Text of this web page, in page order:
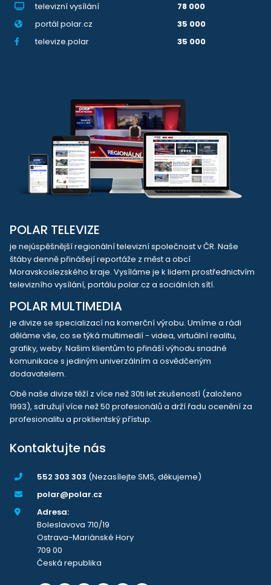
televizní vysílání
78 000
portál polar.cz
35 000
televize.polar
35 000
POLAR TELEVIZE
je nejúspěšnější regionální televizní společnost v ČR. Naše
štáby denně přinášejí reportáže z měst a obcí
Moravskoslezského kraje. Vysíláme je k lidem prostřednictvím
televizního vysílání, portálu polar.cz a sociálních sítí.
POLAR MULTIMEDIA
je divize se specializací na komerční výrobu. Umíme a rádi
děláme vše, co se týká multimedií - videa, virtuální realitu,
grafiky, weby. Našim klientům to přináší výhodu snadné
komunikace s jediným univerzálním a osvědčeným
dodavatelem.
Obě naše divize těží z více než 30ti let zkušeností (založeno
1993), sdružují více než 50 profesionálů a drží řadu ocenění za
profesionalitu a proklientský přístup.
Kontaktujte nás
552 303 303 (Nezasílejte SMS, děkujeme)
polar@polar.cz
Adresa:
Boleslavova 710/19
Ostrava-Mariánské Hory
709 00
Česká republika